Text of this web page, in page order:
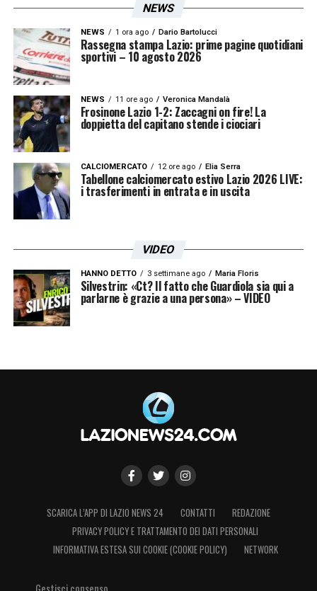
NEWS
NEWS 1 ora ago Dario Bartolucci
Rassegna stampa Lazio: prime pagine quotidiani
sportivi – 10 agosto 2026
NEWS 11 ore ago Veronica Mandalà
Frosinone Lazio 1-2: Zaccagni on fire! La
doppietta del capitano stende i ciociari
CALCIOMERCATO 12 ore ago Elia Serra
Tabellone calciomercato estivo Lazio 2026 LIVE:
i trasferimenti in entrata e in uscita
VIDEO
HANNO DETTO 3 settimane ago Maria Floris
Silvestrin: «Ct? Il fatto che Guardiola sia qui a
parlarne è grazie a una persona» – VIDEO
SCARICA L’APP DI LAZIO NEWS 24 CONTATTI
REDAZIONE
PRIVACY POLICY E TRATTAMENTO DEI DATI PERSONALI
INFORMATIVA ESTESA SUI COOKIE (COOKIE POLICY)
NETWORK